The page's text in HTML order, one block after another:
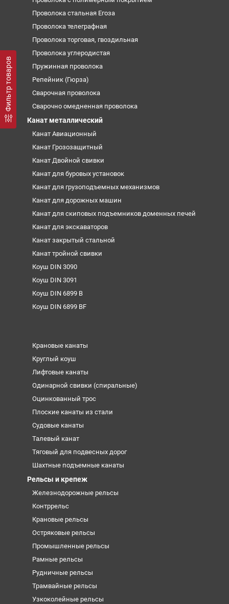
Фильтр товаров
Проволока стальная Егоза
Проволока телеграфная
Проволока торговая, гвоздильная
Проволока углеродистая
Пружинная проволока
Репейник (Гюрза)
Сварочная проволока
Сварочно омедненная проволока
Канат металлический
Канат Авиационный
Канат Грозозащитный
Канат Двойной свивки
Канат для буровых установок
Канат для грузоподъемных механизмов
Канат для дорожных машин
Канат для скиповых подъемников доменных печей
Канат для экскаваторов
Канат закрытый стальной
Канат тройной свивки
Коуш DIN 3090
Коуш DIN 3091
Коуш DIN 6899 B
Коуш DIN 6899 BF
Крановые канаты
Круглый коуш
Лифтовые канаты
Одинарной свивки (спиральные)
Оцинкованный трос
Плоские канаты из стали
Судовые канаты
Талевый канат
Тяговый для подвесных дорог
Шахтные подъемные канаты
Рельсы и крепеж
Железнодорожные рельсы
Контррельс
Крановые рельсы
Остряковые рельсы
Промышленные рельсы
Рамные рельсы
Рудничные рельсы
Трамвайные рельсы
Узкоколейные рельсы